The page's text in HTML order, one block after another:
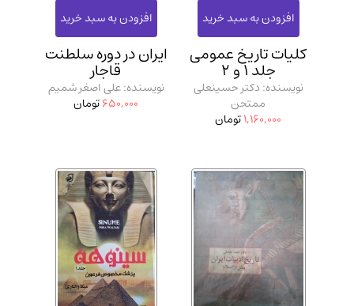
مدرسان شریف و انتشارت ارشد کتاب‌های..(2)
دانشگاه پیامـ نور(10)
کلیات تاریخ عمومی
جلد 1 و 2
نویسنده: دکتر حسینعلی
ممتحن
1,160,000تومان
ایران در دوره سلطنت
قاجار
نویسنده: علی اصغر شمیم
650,000تومان